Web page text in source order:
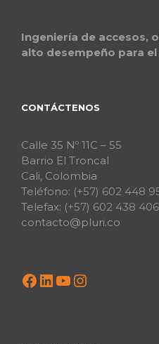
Ingeniería de accesos,
alto desempeño para
CONTÁCTENOS
Calle 35 Nº 11C – 55
Barrio El Troncal
Cali, Colombia
Teléfono: (+57) 602 448
Telefax: (+57) 602 438
contacto@pluri.co
Facebook LinkedIn YouTube Instagram